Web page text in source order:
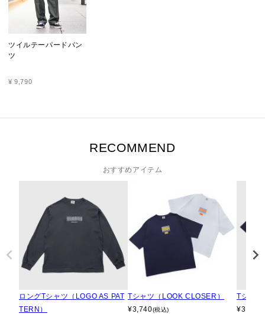
ツイルテーパードパン
ツ
¥ 9,790
RECOMMEND
おすすめアイテム
ロングTシャツ（LOGO AS PAT
TERN）
Tシャツ（LOOK CLOSER）
¥3,740(税込)
Tシャ
¥3,740